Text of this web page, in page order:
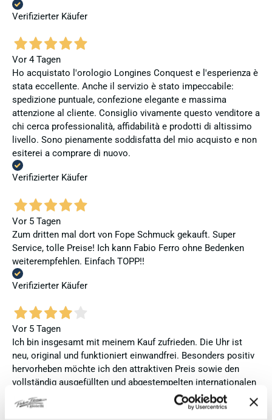
Verifizierter Käufer
Vor 4 Tagen
Ho acquistato l'orologio Longines Conquest e l'esperienza è
stata eccellente. Anche il servizio è stato impeccabile:
spedizione puntuale, confezione elegante e massima
attenzione al cliente. Consiglio vivamente questo venditore a
chi cerca professionalità, affidabilità e prodotti di altissimo
livello. Sono pienamente soddisfatta del mio acquisto e non
esiterei a comprare di nuovo.
Verifizierter Käufer
Vor 5 Tagen
Zum dritten mal dort von Fope Schmuck gekauft. Super
Service, tolle Preise! Ich kann Fabio Ferro ohne Bedenken
weiterempfehlen. Einfach TOPP!!
Verifizierter Käufer
Vor 5 Tagen
Ich bin insgesamt mit meinem Kauf zufrieden. Die Uhr ist
neu, original und funktioniert einwandfrei. Besonders positiv
hervorheben möchte ich den attraktiven Preis sowie den
vollständig ausgefüllten und abgestempelten internationalen
Seiko-Garantieschein. Der Versand war außerdem schnell.
Dennoch vergebe ich 4 statt 5 Sterne, da die Lieferung nicht